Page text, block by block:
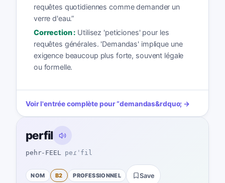
requêtes quotidiennes comme demander un
verre d'eau.”
Correction : Utilisez 'peticiones' pour les
requêtes générales. 'Demandas' implique une
exigence beaucoup plus forte, souvent légale
ou formelle.
Voir l'entrée complète pour“demandas&rdquo; →
perfil
pehr-FEEL peɾˈfil
NOM B2 PROFESSIONNEL Save